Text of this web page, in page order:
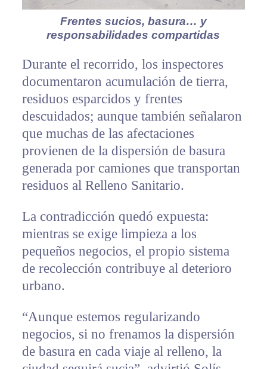
Frentes sucios, basura… y
responsabilidades compartidas
Durante el recorrido, los inspectores
documentaron acumulación de tierra,
residuos esparcidos y frentes
descuidados; aunque también señalaron
que muchas de las afectaciones
provienen de la dispersión de basura
generada por camiones que transportan
residuos al Relleno Sanitario.
La contradicción quedó expuesta:
mientras se exige limpieza a los
pequeños negocios, el propio sistema
de recolección contribuye al deterioro
urbano.
“Aunque estemos regularizando
negocios, si no frenamos la dispersión
de basura en cada viaje al relleno, la